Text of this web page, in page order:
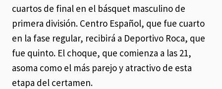
cuartos de final en el básquet masculino de
primera división. Centro Español, que fue cuarto
en la fase regular, recibirá a Deportivo Roca, que
fue quinto. El choque, que comienza a las 21,
asoma como el más parejo y atractivo de esta
etapa del certamen.